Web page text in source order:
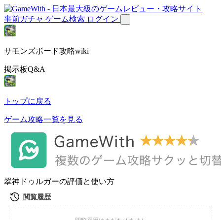
事前ガチャ ゲーム検索 ログイン
サモンズボード攻略wiki
掲示板Q&A
トップに戻る
ゲーム攻略一覧を見る
翠神ドゥルガーの評価と使い方